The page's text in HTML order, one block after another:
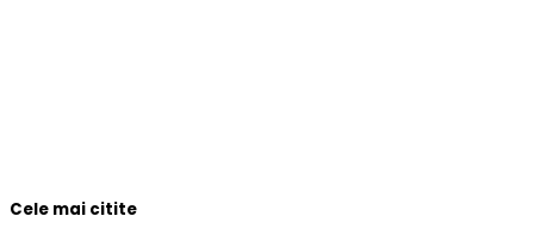
Cele mai citite